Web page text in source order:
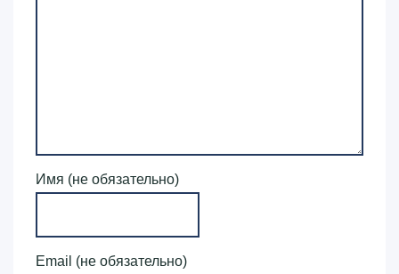
Имя (не обязательно)
Email (не обязательно)